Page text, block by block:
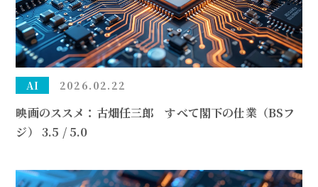
AI 2026.02.22
映画のススメ：古畑任三郎 すべて閣下の仕業（BSフ
ジ） 3.5 / 5.0